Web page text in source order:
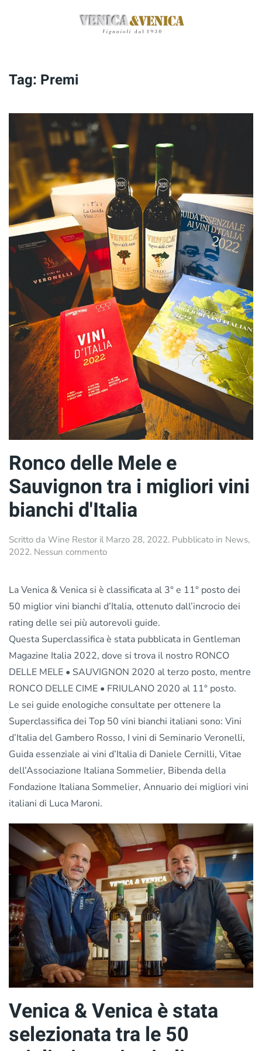
principale
Tag: Premi
Ronco delle Mele e
Sauvignon tra i migliori vini
bianchi d'Italia
Scritto da Wine Restor il Marzo 28, 2022. Pubblicato in News,
2022. Nessun commentosu
Mele
e
Sauvignon
tra
i
migliori
vini
bianchi
d'Italia
La Venica & Venica si è classificata al 3° e 11° posto dei
50 miglior vini bianchi d’Italia, ottenuto dall’incrocio dei
rating delle sei più autorevoli guide.
Questa Superclassifica è stata pubblicata in Gentleman
Magazine Italia 2022, dove si trova il nostro RONCO
DELLE MELE • SAUVIGNON 2020 al terzo posto, mentre
RONCO DELLE CIME • FRIULANO 2020 al 11° posto.
Le sei guide enologiche consultate per ottenere la
Superclassifica dei Top 50 vini bianchi italiani sono: Vini
d’Italia del Gambero Rosso, I vini di Seminario Veronelli,
Guida essenziale ai vini d’Italia di Daniele Cernilli, Vitae
dell’Associazione Italiana Sommelier, Bibenda della
Fondazione Italiana Sommelier, Annuario dei migliori vini
italiani di Luca Maroni.
Venica & Venica è stata
selezionata tra le 50